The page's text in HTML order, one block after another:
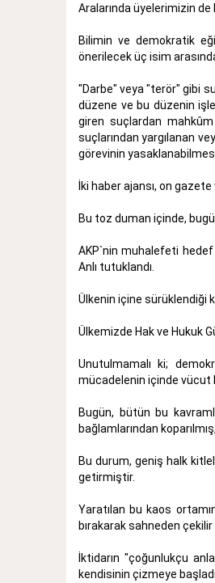
Aralarında üyelerimizin
Bilimin ve demokratik
önerilecek üç isim
"Darbe" veya "terör" gibi
düzene ve bu düzenin
giren suçlardan
suçlarından yargılanan
görevinin
İki haber ajansı, on gazete
Bu toz duman içinde,
AKP`nin muhalefeti hedef
Anlı tutuklandı.
Ülkenin içine sürüklendiği
Ülkemizde Hak ve Hukuk
Unutulmamalı ki;
mücadelenin içinde vücut
Bugün, bütün bu
bağlamlarından
Bu durum, geniş halk
getirmiştir.
Yaratılan bu kaos
bırakarak sahneden
İktidarın "çoğunlukçu
kendisinin çizmeye